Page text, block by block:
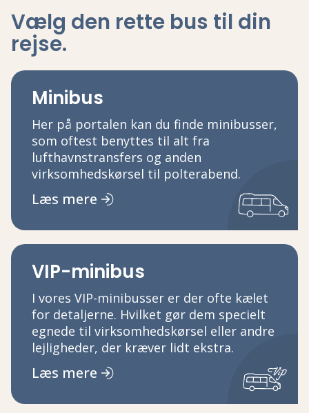
Vælg den rette bus til din
rejse.
Minibus
Her på portalen kan du finde minibusser,
som oftest benyttes til alt fra
lufthavnstransfers og anden
virksomhedskørsel til polterabend.
Læs mere
VIP-minibus
I vores VIP-minibusser er der ofte kælet
for detaljerne. Hvilket gør dem specielt
egnede til virksomhedskørsel eller andre
lejligheder, der kræver lidt ekstra.
Læs mere